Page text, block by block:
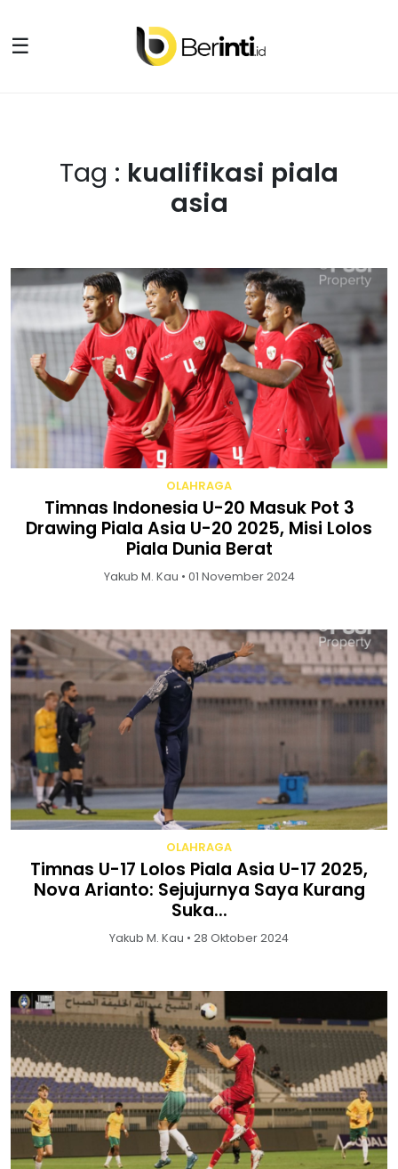
☰
Tag : kualifikasi piala
asia
OLAHRAGA
Timnas Indonesia U-20 Masuk Pot 3
Drawing Piala Asia U-20 2025, Misi Lolos
Piala Dunia Berat
Yakub M. Kau • 01 November 2024
OLAHRAGA
Timnas U-17 Lolos Piala Asia U-17 2025,
Nova Arianto: Sejujurnya Saya Kurang
Suka...
Yakub M. Kau • 28 Oktober 2024